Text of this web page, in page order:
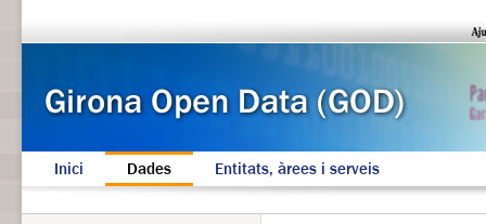
Inici Dades Entitats, àrees i serveis